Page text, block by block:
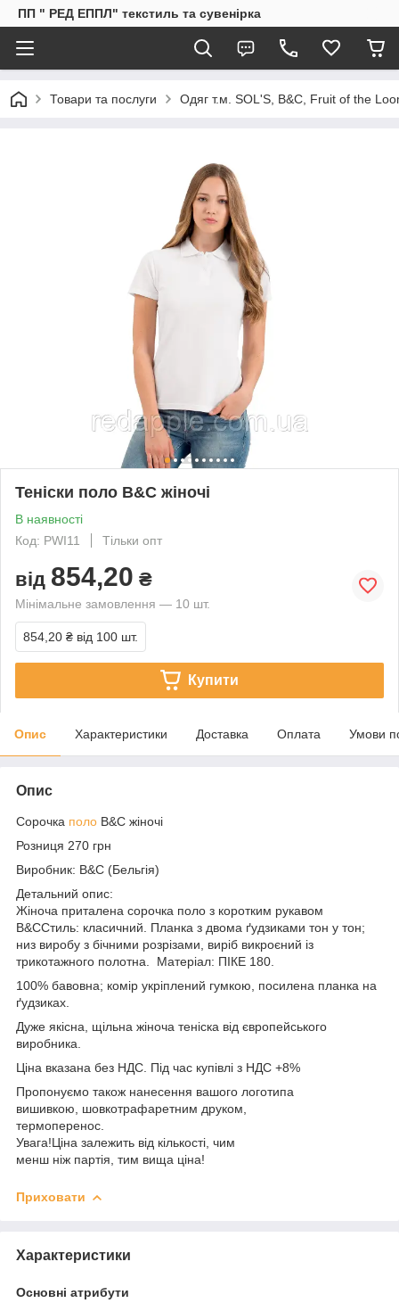
ПП " РЕД ЕППЛ" текстиль та сувенірка
Товари та послуги Одяг т.м. SOL'S, B&C, Fruit of the
Теніски поло B&C жіночі
В наявності
Код: PWI11
Тільки опт
від 854,20 ₴
Мінімальне замовлення — 10 шт.
854,20 ₴ від 100 шт.
Купити
Опис Характеристики Доставка Оплата Умови
Опис
Сорочка поло B&C жіночі
Розниця 270 грн
Виробник: B&C (Бельгія)
Детальний опис:
Жіноча приталена сорочка поло з коротким рукавом
B&CСтиль: класичний. Планка з двома ґудзиками тон у тон;
низ виробу з бічними розрізами, виріб викроєний із
трикотажного полотна. Матеріал: ПІКЕ 180.
100% бавовна; комір укріплений гумкою, посилена планка на
ґудзиках.
Дуже якісна, щільна жіноча теніска від європейського
виробника.
Ціна вказана без НДС. Під час купівлі з НДС +8%
Пропонуємо також нанесення вашого логотипа
вишивкою, шовкотрафаретним друком,
термоперенос.
Увага!Ціна залежить від кількості, чим
менш ніж партія, тим вища ціна!
Приховати
Характеристики
Основні атрибути